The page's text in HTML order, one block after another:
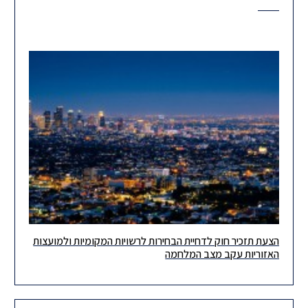
לקוחות וחברים יקרים, בתאריך 11.10.2023 פרסם משרד הפנים תזכיר
הצעת תזכיר חוק לדחיית הבחירות לרשויות המקומיות ולמועצות
האזוריות עקב מצב המלחמה